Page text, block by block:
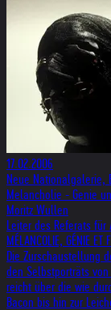
17.02.2006
Neue Nationalgalerie,
Melancholie - Genie
Moritz Wullen
Leiter des Referats
MÉLANCOLIE, GÉNIE ET
Die Zurschaustellung
den Selbstporträts von
reicht über die wie
Bacon bis hin zur